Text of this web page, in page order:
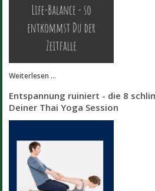
Weiterlesen ...
Entspannung ruiniert - die 8
Deiner Thai Yoga Session